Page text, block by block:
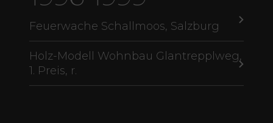
Feuerwache Schallmoos, Salzburg
Holz-Modell Wohnbau Glantrepplweg,
1. Preis, r.